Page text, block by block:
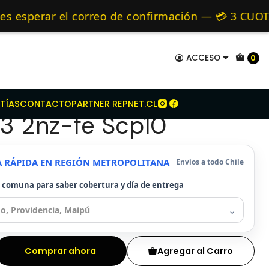
ACCESO 0
de confirmación — 💳 3 CUOTAS
CONTACTOPARTNER REPNET.CL
de 24 hrs hábiles.
Kit Embrague Para Toyota Vitz 1.3 2nz-fe Scp10
🚚 Envíos diariamente a todo
Para Toyota
2nz-fe Scp10
RÁPIDA EN REGIÓN METROPOLITANA Envíos a todo Chile
comuna para saber cobertura y día de entrega
⌄
Agregar al Carro
Comprar ahora